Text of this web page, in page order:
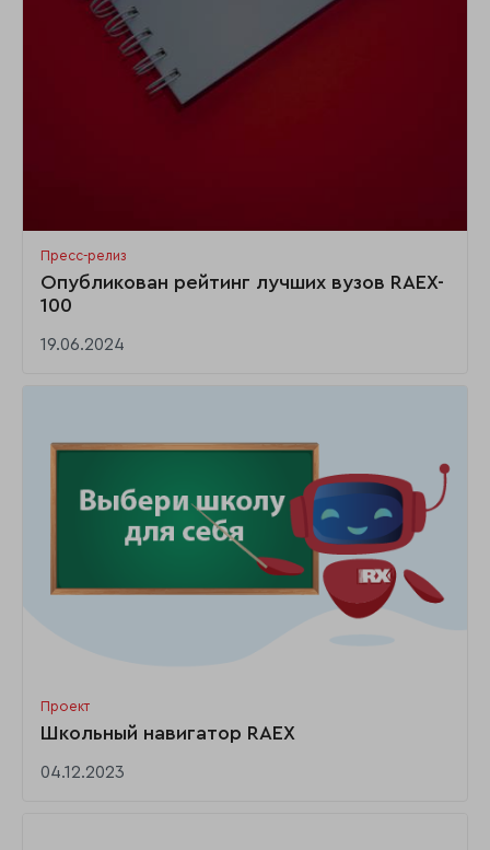
Пресс-релиз
Опубликован рейтинг лучших вузов RAEX-
100
19.06.2024
Проект
Школьный навигатор RAEX
04.12.2023